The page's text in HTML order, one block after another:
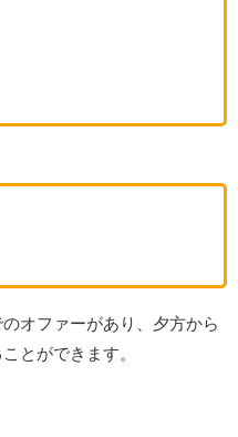
オファーがあり、夕方から
とができます。